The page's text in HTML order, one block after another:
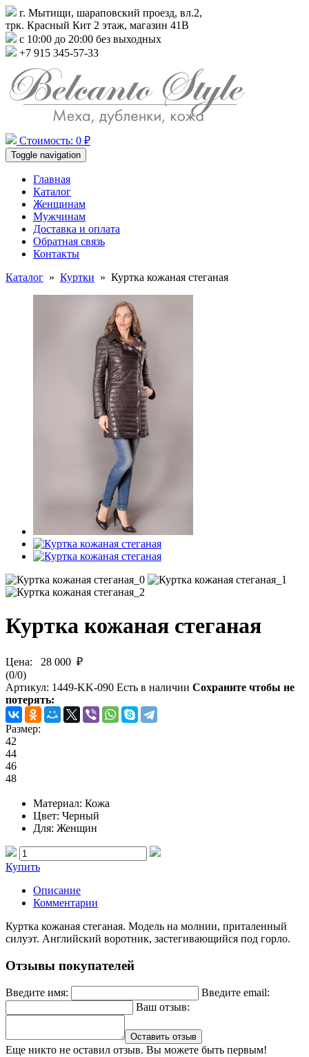
г. Мытищи, шараповский проезд, вл.2,
трк. Красный Кит 2 этаж, магазин 41В
с 10:00 до 20:00 без выходных
+7 915 345-57-33
Стоимость: 0 ₽
Toggle navigation
Главная
Каталог
Женщинам
Мужчинам
Доставка и оплата
Обратная связь
Контакты
Каталог » Куртки » Куртка кожаная стеганая
Куртка кожаная стеганая
Цена:
28 000 ₽
(0/0)
Артикул: 1449-KK-090 Есть в наличии Сохраните чтобы не
потерять:
Размер:
42
44
46
48
Материал: Кожа
Цвет: Черный
Для: Женщин
Купить
Описание
Комментарии
Куртка кожаная стеганая. Модель на молнии, приталенный
силуэт. Английский воротник, застегивающийся под горло.
Отзывы покупателей
Введите имя:
Введите email:
Ваш отзыв:
Оставить отзыв
Еще никто не оставил отзыв. Вы можете быть первым!